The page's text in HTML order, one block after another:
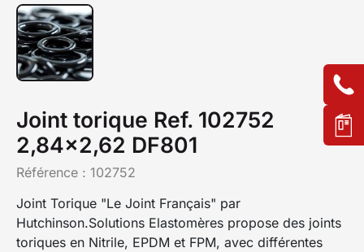
Joint torique Ref. 102752
2,84x2,62 DF801
Référence : 102752
Joint Torique "Le Joint Français" par
Hutchinson.Solutions Elastomères propose des joints
toriques en Nitrile, EPDM et FPM, avec différentes